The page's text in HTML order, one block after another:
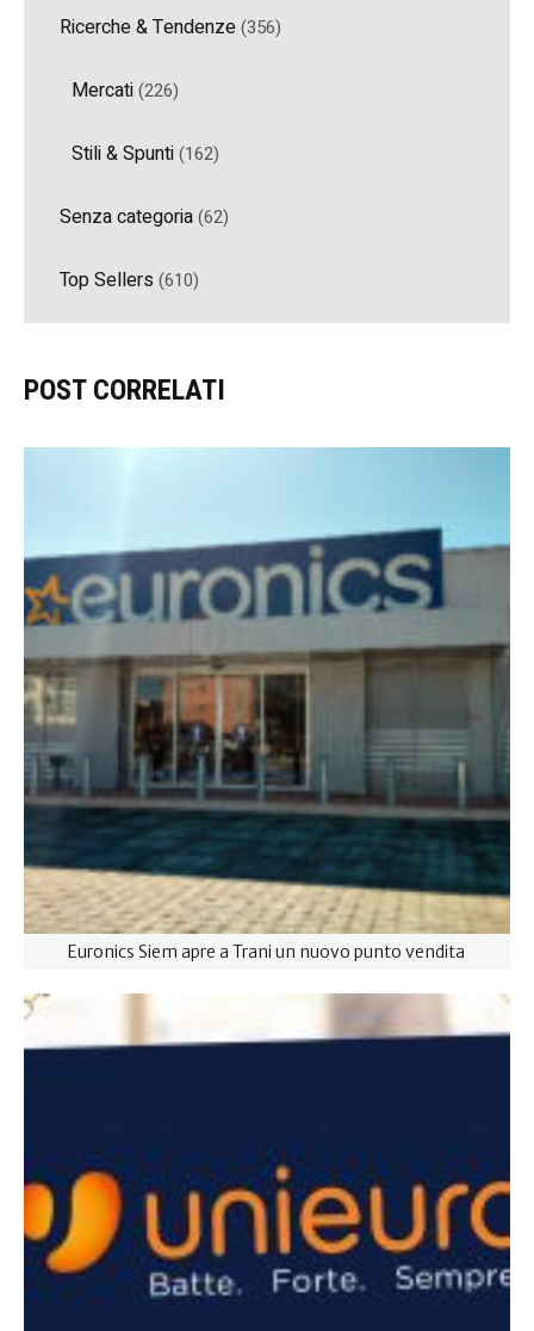
Ricerche & Tendenze(356)
Mercati(226)
Stili & Spunti(162)
Senza categoria(62)
Top Sellers (610)
POST CORRELATI
Euronics Siem apre a Trani un nuovo punto vendita